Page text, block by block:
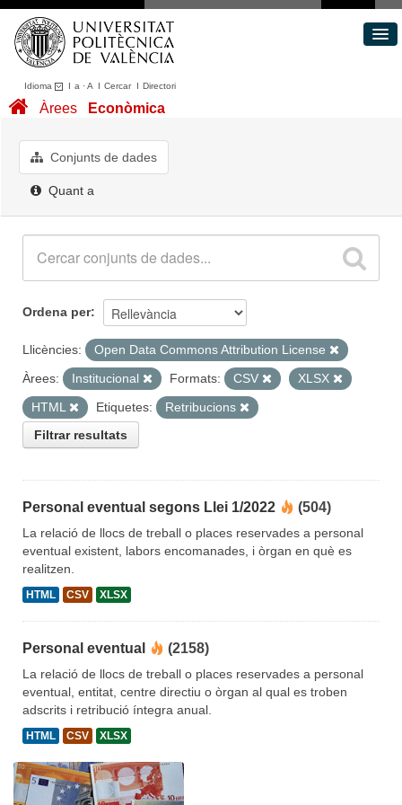
Idioma I a ·A I CercarI Directori
Conjunts de dades
Quant a
Àrees Econòmica
Conjunts de dades
Quant a
Ordena per
Llicències:
Open Data Commons Attribution License
Àrees:
Institucional Formats: CSV
XLSX
HTML
Etiquetes:
Retribucions
Filtrar resultats
Personal eventual segons Llei 1/2022 (504)
La relació de llocs de treball o places reservades a personal
eventual existent, labors encomanades, i òrgan en què es
realitzen.
HTML CSV XLSX
Personal eventual (2158)
La relació de llocs de treball o places reservades a personal
eventual, entitat, centre directiu o òrgan al qual es troben
adscrits i retribució íntegra anual.
HTML CSV XLSX